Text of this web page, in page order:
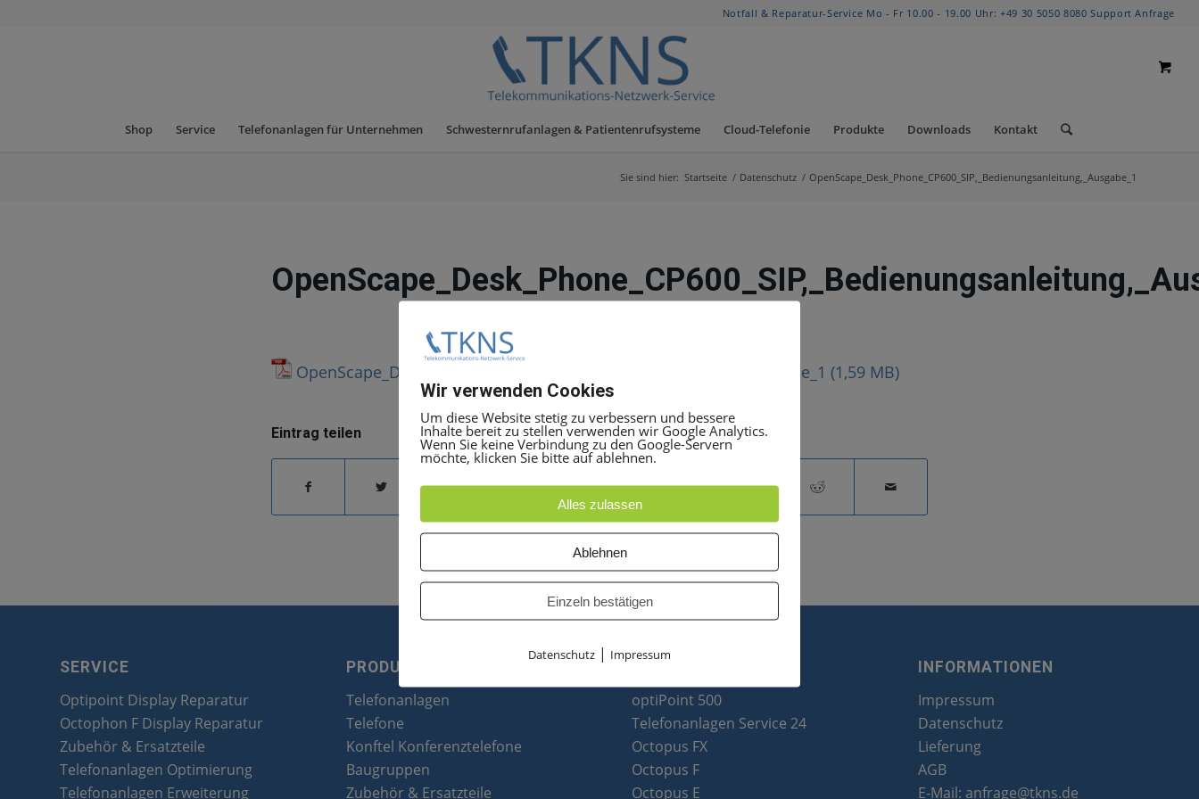
Notfall & Reparatur-Service Mo - Fr 10.00 - 19.00 Uhr: +49 30 5050 8080 Support Anfrage
Shop Service Telefonanlagen für Unternehmen Schwesternrufanlagen & Patientenrufsysteme Cloud-Telefonie Produkte Downloads Kontakt
Sie sind hier: Startseite / Datenschutz / OpenScape_Desk_Phone_CP600_SIP,_Bedienungsanleitung,_Ausgabe_1
OpenScape_Desk_Phone_CP600_SIP,_Bedienungsanleitung,_Ausgabe_1
Eintrag teilen
SERVICE
Optipoint Display Reparatur
Octophon F Display Reparatur
Zubehör & Ersatzteile
Telefonanlagen Optimierung
Telefonanlagen Erweiterung
PRODUKTE
Telefonanlagen
Telefone
Konftel Konferenztelefone
Baugruppen
Zubehör & Ersatzteile
optiPoint 500
Telefonanlagen Service 24
Octopus FX
Octopus F
Octopus E
INFORMATIONEN
Impressum
Datenschutz
Lieferung
AGB
E-Mail: anfrage@tkns.de
Wir verwenden Cookies
Um diese Website stetig zu verbessern und bessere
Inhalte bereit zu stellen verwenden wir Google Analytics.
Wenn Sie keine Verbindung zu den Google-Servern
möchte, klicken Sie bitte auf ablehnen.
Alles zulassen
Ablehnen
Einzeln bestätigen
Datenschutz | Impressum